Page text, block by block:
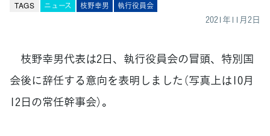
TAGS ニュース 枝野幸男 執行役員会
2021年11月2日
枝野幸男代表は2日、執行役員会の冒頭、特別国
会後に辞任する意向を表明しました（写真上は10月
12日の常任幹事会）。